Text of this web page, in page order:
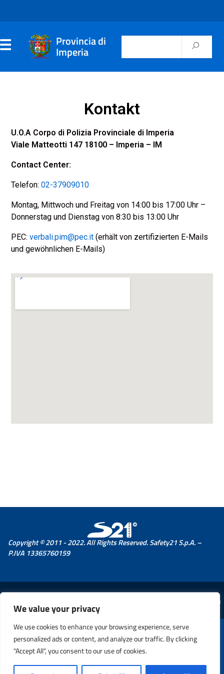
We value your privacy
We use cookies to enhance your browsing experience, serve
personalized ads or content, and analyze our traffic. By clicking
"Accept All", you consent to our use of cookies.
Provincia di
Imperia
Kontakt
U.O.A Corpo di Polizia Provinciale di Imperia
Viale Matteotti 147 18100 – Imperia – IM
Contact Center:
Telefon: 02-37909010
Montag, Mittwoch und Freitag von 14:00 bis 17:00 Uhr –
Donnerstag und Dienstag von 8:30 bis 13:00 Uhr
PEC: verbali.pim@pec.it (erhält von zertifizierten E-Mails
und gewöhnlichen E-Mails)
Copyright © 2011 - 2022. All Rights Reserved. Safety21 S.p.A. –
P.IVA 13365760159
© 2026 Provincia di Imperia